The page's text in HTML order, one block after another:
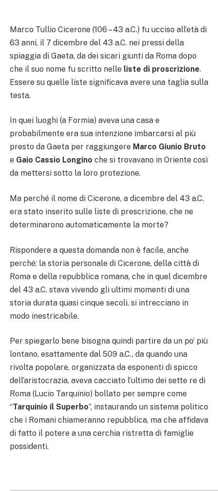
Marco Tullio Cicerone (106 – 43 a.C.) fu ucciso all’età di
63 anni, il 7 dicembre del 43 a.C. nei pressi della
spiaggia di Gaeta, da dei sicari giunti da Roma dopo
che il suo nome fu scritto nelle liste di proscrizione.
Essere su quelle liste significava avere una taglia sulla
testa.
In quei luoghi (a Formia) aveva una casa e
probabilmente era sua intenzione imbarcarsi al più
presto da Gaeta per raggiungere Marco Giunio Bruto
e Gaio Cassio Longino che si trovavano in Oriente così
da mettersi sotto la loro protezione.
Ma perché il nome di Cicerone, a dicembre del 43 a.C.
era stato inserito sulle liste di prescrizione, che ne
determinarono automaticamente la morte?
Rispondere a questa domanda non è facile, anche
perché: la storia personale di Cicerone, della città di
Roma e della repubblica romana, che in quel dicembre
del 43 a.C. stava vivendo gli ultimi momenti di una
storia durata quasi cinque secoli, si intrecciano in
modo inestricabile.
Per spiegarlo bene bisogna quindi partire da un po’ più
lontano, esattamente dal 509 a.C., da quando una
rivolta popolare, organizzata da esponenti di spicco
dell’aristocrazia, aveva cacciato l’ultimo dei sette re di
Roma (Lucio Tarquinio) bollato per sempre come
“Tarquinio il Superbo”, instaurando un sistema politico
che i Romani chiameranno repubblica, ma che affidava
di fatto il potere a una cerchia ristretta di famiglie
possidenti.